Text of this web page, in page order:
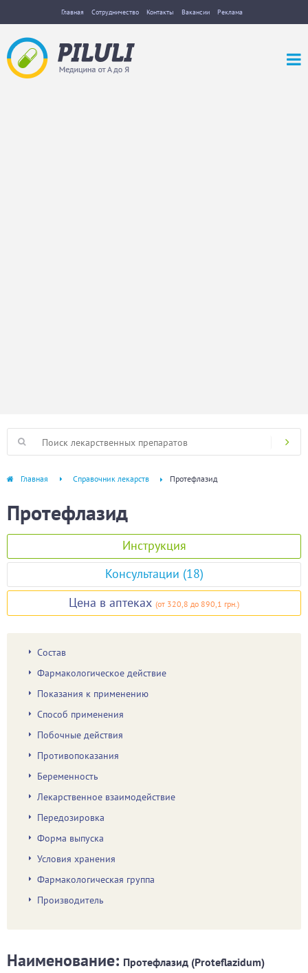
Главная Сотрудничество Контакты Вакансии Реклама
Главная Справочник лекарств Протефлазид
Протефлазид
Инструкция
Консультации (18)
Цена в аптеках (от 320,8 до 890,1 грн.)
Состав
Фармакологическое действие
Показания к применению
Способ применения
Побочные действия
Противопоказания
Беременность
Лекарственное взаимодействие
Передозировка
Форма выпуска
Условия хранения
Фармакологическая группа
Производитель
Наименование: Протефлазид (Proteflazidum)